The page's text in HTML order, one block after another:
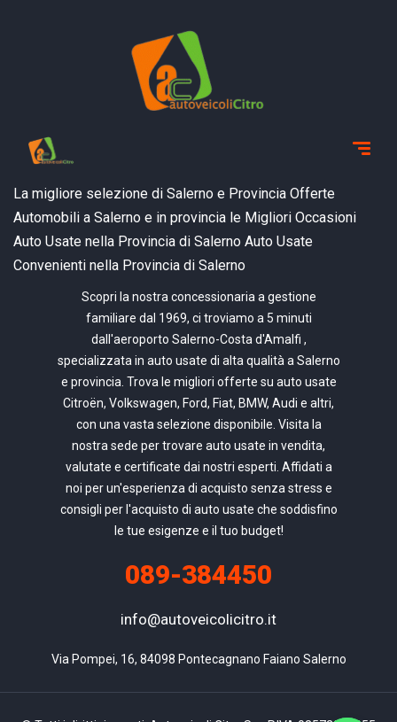
La migliore selezione di Salerno e Provincia Offerte
Automobili a Salerno e in provincia le Migliori Occasioni
Auto Usate nella Provincia di Salerno Auto Usate
Convenienti nella Provincia di Salerno
Scopri la nostra concessionaria a gestione
familiare dal 1969, ci troviamo a 5 minuti
dall'aeroporto Salerno-Costa d'Amalfi ,
specializzata in auto usate di alta qualità a Salerno
e provincia. Trova le migliori offerte su auto usate
Citroën, Volkswagen, Ford, Fiat, BMW, Audi e altri,
con una vasta selezione disponibile. Visita la
nostra sede per trovare auto usate in vendita,
valutate e certificate dai nostri esperti. Affidati a
noi per un'esperienza di acquisto senza stress e
consigli per l'acquisto di auto usate che soddisfino
le tue esigenze e il tuo budget!
089-384450
info@autoveicolicitro.it
Via Pompei, 16, 84098 Pontecagnano Faiano Salerno